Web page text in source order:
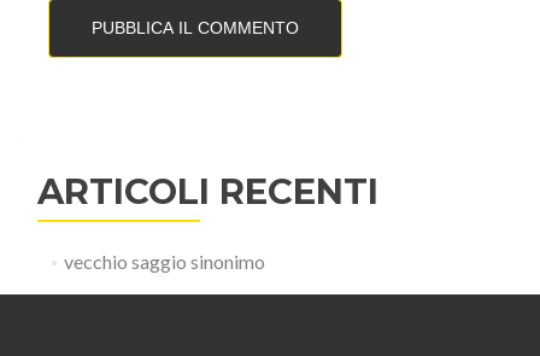
ARTICOLI RECENTI
vecchio saggio sinonimo